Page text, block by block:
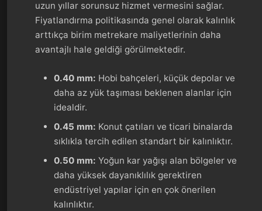
uzun yıllar sorunsuz hizmet vermesini sağlar.
Fiyatlandırma politikasında genel olarak kalınlık
arttıkça birim metrekare maliyetlerinin daha
avantajlı hale geldiği görülmektedir.
0.40 mm: Hobi bahçeleri, küçük depolar ve
daha az yük taşıması beklenen alanlar için
idealdir.
0.45 mm: Konut çatıları ve ticari binalarda
sıklıkla tercih edilen standart bir kalınlıktır.
0.50 mm: Yoğun kar yağışı alan bölgeler ve
daha yüksek dayanıklılık gerektiren
endüstriyel yapılar için en çok önerilen
kalınlıktır.